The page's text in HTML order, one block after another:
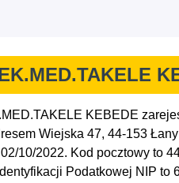
KEBEDE
Wiejska 47, 44-153
10/2022. Kod pocztowy to
Podatkowej NIP to